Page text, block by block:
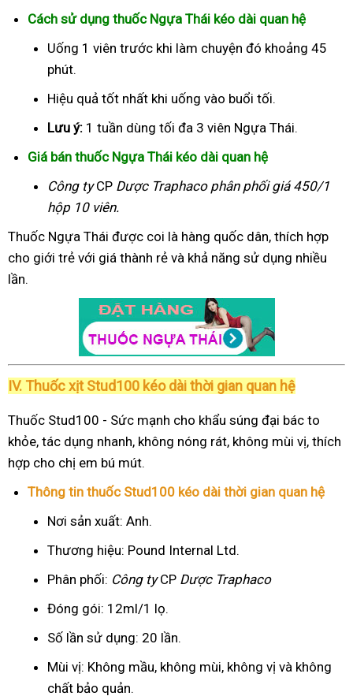
Cách sử dụng thuốc Ngựa Thái kéo dài quan hệ
Uống 1 viên trước khi làm chuyện đó khoảng 45
phút.
Hiệu quả tốt nhất khi uống vào buổi tối.
Lưu ý: 1 tuần dùng tối đa 3 viên Ngựa Thái.
Giá bán thuốc Ngựa Thái kéo dài quan hệ
Công tyCP Dược Traphacophân phối giá 450/1
hộp 10 viên.
Thuốc Ngựa Thái được coi là hàng quốc dân, thích hợp
cho giới trẻ với giá thành rẻ và khả năng sử dụng nhiều
lần.
IV. Thuốc xịt Stud100 kéo dài thời gian quan hệ
Thuốc Stud100 - Sức mạnh cho khẩu súng đại bác to
khỏe, tác dụng nhanh, không nóng rát, không mùi vị, thích
hợp cho chị em bú mút.
Thông tin thuốc Stud100 kéo dài thời gian quan hệ
Nơi sản xuất: Anh.
Thương hiệu: Pound Internal Ltd.
Phân phối: Công tyCP Dược Traphaco
Đóng gói: 12ml/1 lọ.
Số lần sử dụng: 20 lần.
Mùi vị: Không mầu, không mùi, không vị và không
chất bảo quản.